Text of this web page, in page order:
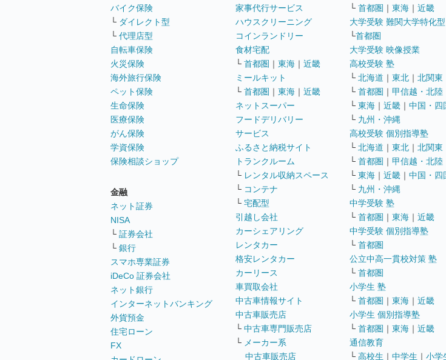
バイク保険
└ ダイレクト型
└ 代理店型
自転車保険
火災保険
海外旅行保険
ペット保険
生命保険
医療保険
がん保険
学資保険
保険相談ショップ
金融
ネット証券
NISA
└ 証券会社
└ 銀行
スマホ専業証券
iDeCo 証券会社
ネット銀行
インターネットバンキング
外貨預金
住宅ローン
FX
家事代行サービス
ハウスクリーニング
コインランドリー
食材宅配
└ 首都圏 ｜ 東海 ｜ 近畿
ミールキット
└ 首都圏 ｜ 東海 ｜ 近畿
ネットスーパー
フードデリバリー
サービス
ふるさと納税サイト
トランクルーム
└ レンタル収納スペース
└ コンテナ
└ 宅配型
引越し会社
カーシェアリング
レンタカー
格安レンタカー
カーリース
車買取会社
中古車情報サイト
中古車販売店
└ 中古車専門販売店
└ メーカー系
中古車販売店
└ 首都圏 ｜ 東海 ｜ 近畿
大学受験 難関大学特化
└首都圏
大学受験 映像授業
高校受験 塾
└ 北海道 ｜ 東北 ｜ 北関東
└ 首都圏 ｜ 甲信越・北陸
└ 東海 ｜ 近畿 ｜ 中国・四
└ 九州・沖縄
高校受験 個別指導塾
└ 北海道 ｜ 東北 ｜ 北関東
└ 首都圏 ｜ 甲信越・北陸
└ 東海 ｜ 近畿 ｜ 中国・四
└ 九州・沖縄
中学受験 塾
└ 首都圏 ｜ 東海 ｜ 近畿
中学受験 個別指導塾
└ 首都圏
公立中高一貫校対策 塾
└ 首都圏
小学生 塾
└ 首都圏 ｜ 東海 ｜ 近畿
小学生 個別指導塾
└ 首都圏 ｜ 東海 ｜ 近畿
通信教育
└ 高校生 ｜ 中学生 ｜ 小学